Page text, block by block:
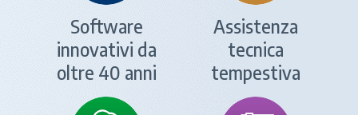
Software
innovativi da
oltre 40 anni
Assistenza
tecnica
tempestiva